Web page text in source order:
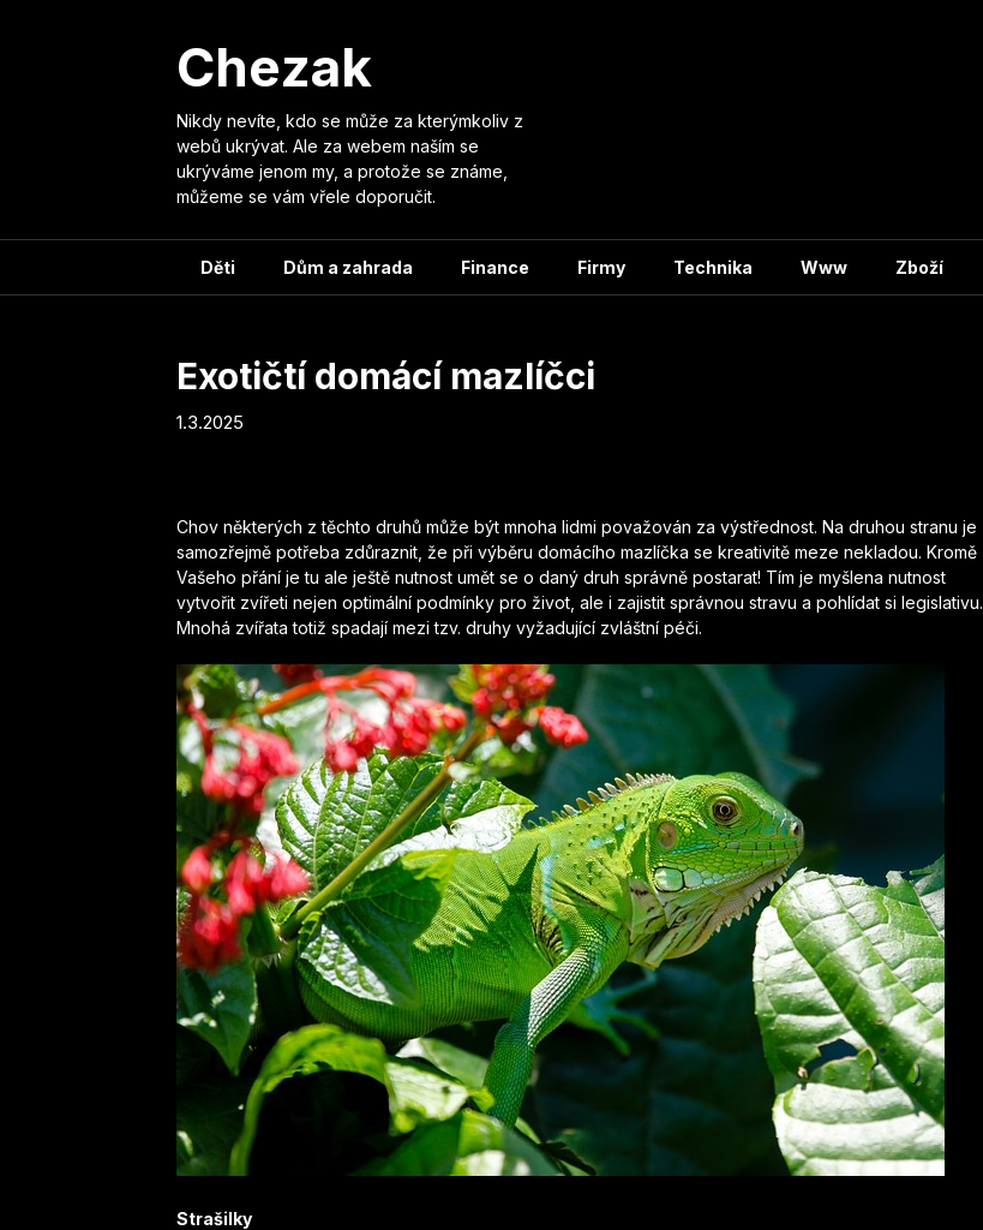
Chezak
Nikdy nevíte, kdo se může za kterýmkoliv z
webů ukrývat. Ale za webem naším se
ukrýváme jenom my, a protože se známe,
můžeme se vám vřele doporučit.
Děti Dům a zahrada Finance Firmy Technika Www Zboží
Exotičtí domácí mazlíčci
1.3.2025
Chov některých z těchto druhů může být mnoha lidmi považován za výstřednost. Na druhou stranu je
samozřejmě potřeba zdůraznit, že při výběru domácího mazlíčka se kreativitě meze nekladou. Kromě
Vašeho přání je tu ale ještě nutnost umět se o daný druh správně postarat! Tím je myšlena nutnost
vytvořit zvířeti nejen optimální podmínky pro život, ale i zajistit správnou stravu a pohlídat si legislativu.
Mnohá zvířata totiž spadají mezi tzv. druhy vyžadující zvláštní péči.
Strašilky